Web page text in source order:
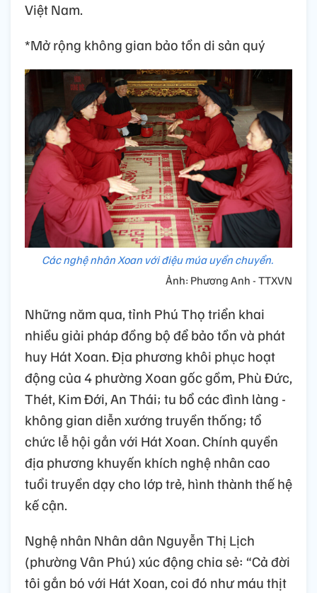
Việt Nam.
*Mở rộng không gian bảo tồn di sản quý
Các nghệ nhân Xoan với điệu múa uyển chuyển.
Ảnh: Phương Anh - TTXVN
Những năm qua, tỉnh Phú Thọ triển khai
nhiều giải pháp đồng bộ để bảo tồn và phát
huy Hát Xoan. Địa phương khôi phục hoạt
động của 4 phường Xoan gốc gồm, Phù Đức,
Thét, Kim Đới, An Thái; tu bổ các đình làng -
không gian diễn xướng truyền thống; tổ
chức lễ hội gắn với Hát Xoan. Chính quyền
địa phương khuyến khích nghệ nhân cao
tuổi truyền dạy cho lớp trẻ, hình thành thế hệ
kế cận.
Nghệ nhân Nhân dân Nguyễn Thị Lịch
(phường Vân Phú) xúc động chia sẻ: “Cả đời
tôi gắn bó với Hát Xoan, coi đó như máu thịt